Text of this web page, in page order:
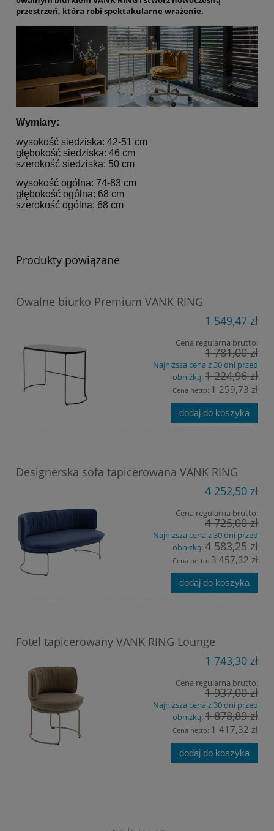
przestrzeń, która robi spektakularne wrażenie.
Wymiary:
wysokość siedziska: 42-51 cm
głębokość siedziska: 46 cm
szerokość siedziska: 50 cm
wysokość ogólna: 74-83 cm
głębokość ogólna: 68 cm
szerokość ogólna: 68 cm
Produkty powiązane
Owalne biurko Premium VANK RING
1 549,47 zł
Cena regularna brutto:
1 781,00 zł
Najniższa cena z 30 dni przed
obniżką:1 224,96 zł
Cena netto: 1 259,73 zł
dodaj do koszyka
Designerska sofa tapicerowana VANK RING
4 252,50 zł
Cena regularna brutto:
4 725,00 zł
Najniższa cena z 30 dni przed
obniżką:4 583,25 zł
Cena netto: 3 457,32 zł
dodaj do koszyka
Fotel tapicerowany VANK RING Lounge
1 743,30 zł
Cena regularna brutto:
1 937,00 zł
Najniższa cena z 30 dni przed
obniżką:1 878,89 zł
Cena netto: 1 417,32 zł
dodaj do koszyka